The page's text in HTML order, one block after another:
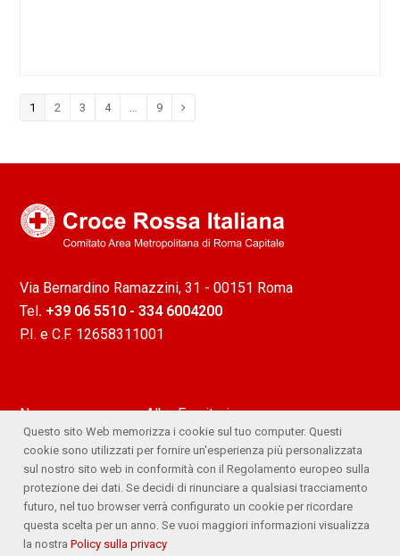
Pagina
1 Pagina
2 Pagina
3 Pagina
4 Pagina
9
Via Bernardino Ramazzini, 31 - 00151 Roma
Tel. +39 06 5510 - 334 6004200
P.I. e C.F. 12658311001
News
Albo Fornitori
Attività
Ufficio Stampa
Lavora con noi
Comitato Trasparente
Whistleblowing
Questo sito Web memorizza i cookie sul tuo computer. Questi
cookie sono utilizzati per fornire un'esperienza più personalizzata
sul nostro sito web in conformità con il Regolamento europeo sulla
protezione dei dati. Se decidi di rinunciare a qualsiasi tracciamento
futuro, nel tuo browser verrà configurato un cookie per ricordare
questa scelta per un anno. Se vuoi maggiori informazioni visualizza
la nostra Policy sulla privacy